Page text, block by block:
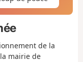
de la
mairie de